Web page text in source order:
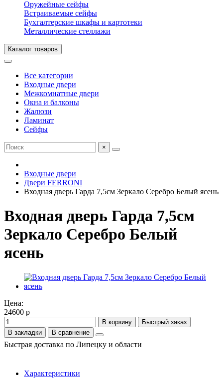
Оружейные сейфы
Встраиваемые сейфы
Бухгалтерские шкафы и картотеки
Металлические стеллажи
Каталог товаров
Все категории
Входные двери
Межкомнатные двери
Окна и балконы
Жалюзи
Ламинат
Сейфы
×
Входные двери
Двери FERRONI
Входная дверь Гарда 7,5см Зеркало Серебро Белый ясень
Входная дверь Гарда 7,5см
Зеркало Серебро Белый
ясень
Цена:
24600 р
В корзину
Быстрый заказ
В закладки
В сравнение
Быстрая доставка по Липецку и области
Характеристики